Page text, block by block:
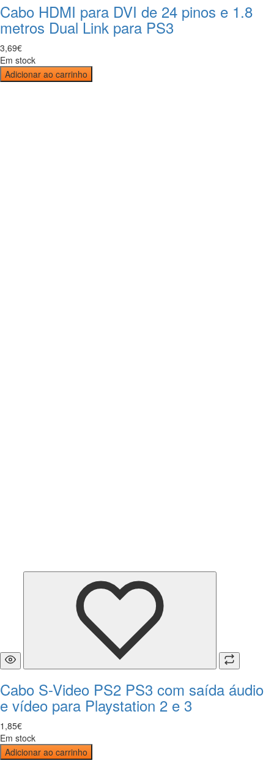
Cabo HDMI para DVI de 24 pinos e 1.8
metros Dual Link para PS3
3,69€
Em stock
Adicionar ao carrinho
Cabo S-Video PS2 PS3 com saída áudio
e vídeo para Playstation 2 e 3
1 ,85€
Em stock
Adicionar ao carrinho